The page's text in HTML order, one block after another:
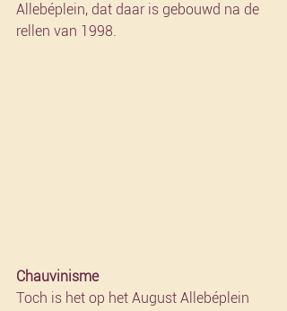
Allebéplein, dat daar is gebouwd na de
rellen van 1998.
Chauvinisme
Toch is het op het August Allebéplein